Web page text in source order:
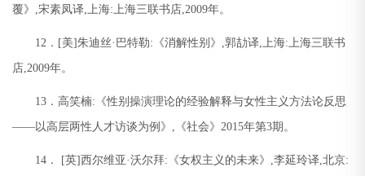
覆》 ,宋素凤译,上海:上海三联书店,2009年。
12 ． [美]朱迪丝· 巴特勒: 《消解性别》 ,郭劼译,上海:上海三联书
店,2009年。
13 ．高笑楠: 《性别操演理论的经验解释与女性主义方法论反思
——以高层两性人才访谈为例》 , 《社会》 2015年第3期。
14 ． [英] 西尔维亚 ·沃尔拜: 《女权主义的未来》 ,李延玲译,北京: